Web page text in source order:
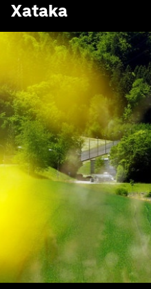
Xataka